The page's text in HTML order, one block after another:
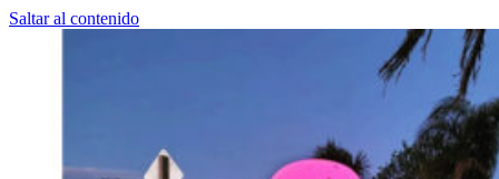
Saltar al contenido